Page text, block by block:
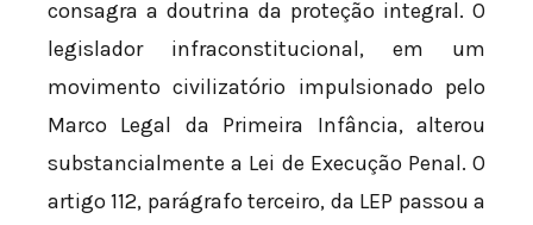
consagra a doutrina da proteção integral. O
legislador infraconstitucional, em um
movimento civilizatório impulsionado pelo
Marco Legal da Primeira Infância, alterou
substancialmente a Lei de Execução Penal. O
artigo 112, parágrafo terceiro, da LEP passou a